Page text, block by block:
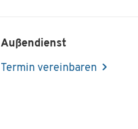
Außendienst
Termin vereinbaren